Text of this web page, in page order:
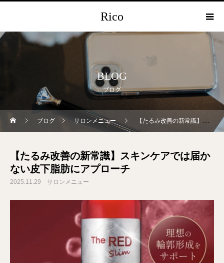
Rico
BLOG
ブログ
ブログ サロンメニュー 【たるみ改善の新常識】スキンケアでは届かない皮下脂肪にアプローチ
【たるみ改善の新常識】スキンケアでは届か
ない皮下脂肪にアプローチ
2025.11.29 サロンメニュー